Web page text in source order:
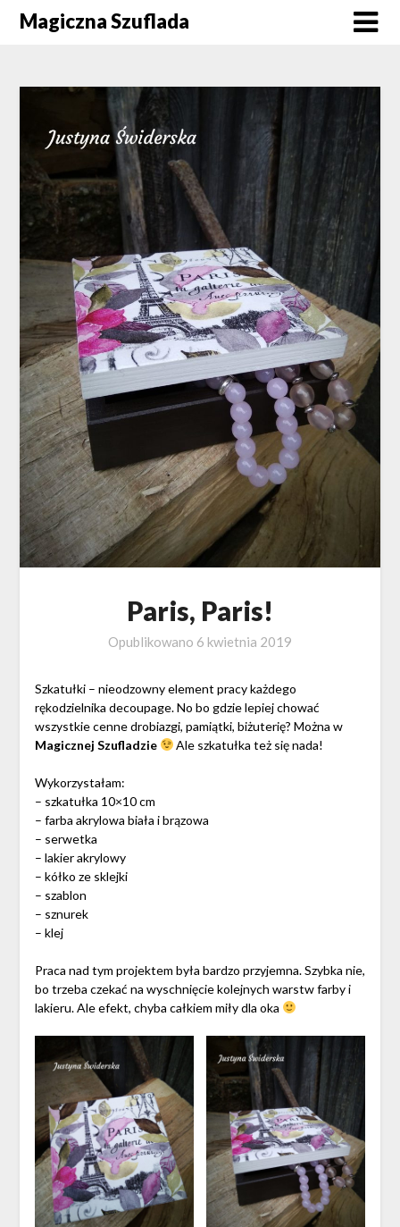
SkipMagiczna Szuflada
Paris, Paris!
Opublikowano 6 kwietnia 2019
Szkatułki – nieodzowny element pracy każdego
rękodzielnika decoupage. No bo gdzie lepiej chować
wszystkie cenne drobiazgi, pamiątki, biżuterię? Można w
Magicznej Szufladzie
Ale szkatułka też się nada!
Wykorzystałam:
– szkatułka 10×10 cm
– farba akrylowa biała i brązowa
– serwetka
– lakier akrylowy
– kółko ze sklejki
– szablon
– sznurek
– klej
Praca nad tym projektem była bardzo przyjemna. Szybka nie,
bo trzeba czekać na wyschnięcie kolejnych warstw farby i
lakieru. Ale efekt, chyba całkiem miły dla oka